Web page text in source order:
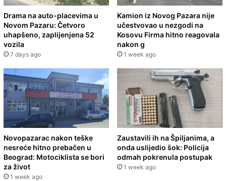
Drama na auto-placevima u
Novom Pazaru: Četvoro
uhapšeno, zaplijenjena 52
vozila
7 days ago
Kamion iz Novog Pazara nije
učestvovao u nezgodi na
Kosovu Firma hitno reagovala
nakon g
1 week ago
Novopazarac nakon teške
nesreće hitno prebačen u
Beograd: Motociklista se bori
za život
1 week ago
Zaustavili ih na Špiljanima, a
onda uslijedio šok: Policija
odmah pokrenula postupak
1 week ago